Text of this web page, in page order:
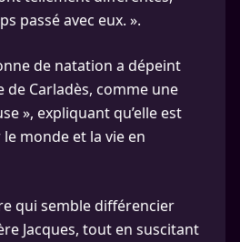
passé avec eux. ».
de natation a dépeint
de Carladès, comme une
», expliquant qu’elle est
monde et la vie en
qui semble différencier
Jacques, tout en suscitant